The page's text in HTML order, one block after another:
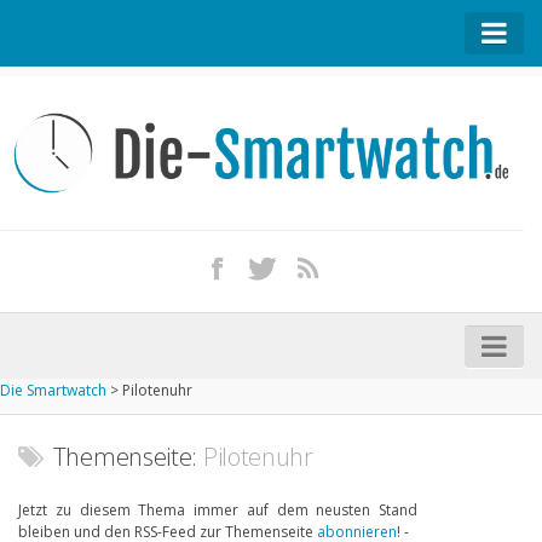
Kontakt / Tipp geben
Impressum
iPhone kaufen
Startseite
Aktuelle Smartwatches im Test
Die Smartwatch > Pilotenuhr
Themenseite: Pilotenuhr
Jetzt zu diesem Thema immer auf dem neusten Stand
bleiben und den RSS-Feed zur Themenseite abonnieren! -